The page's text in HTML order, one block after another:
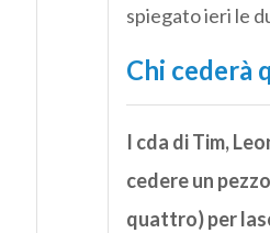
spiegato ieri le
Chi cederà
I cda di Tim,
cedere un
quattro) per